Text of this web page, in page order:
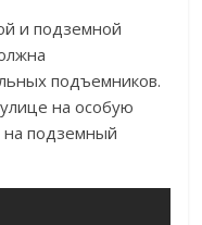
и подземной
подъемников.
на особую
на подземный